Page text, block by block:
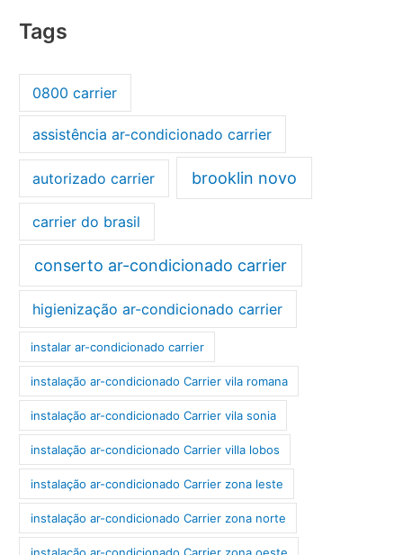
Tags
0800 carrier
assistência ar-condicionado carrier
autorizado carrier brooklin novo
carrier do brasil
conserto ar-condicionado carrier
higienização ar-condicionado carrier
instalar ar-condicionado carrier
instalação ar-condicionado Carrier vila romana
instalação ar-condicionado Carrier vila sonia
instalação ar-condicionado Carrier villa lobos
instalação ar-condicionado Carrier zona leste
instalação ar-condicionado Carrier zona norte